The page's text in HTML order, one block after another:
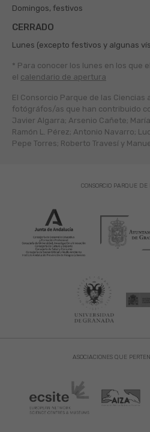
Domingos, festivos
CERRADO
Lunes (excepto festivos y algunas
* Para conocer los lunes en los que
el calendario de apertura
El Consorcio Parque de las Ciencias
fotógráfos/as que han contribuido
Javier Algarra; Arsenio Cañete;
Ramón L. Pérez; Antonio Navarro;
Pepe Torres; Roberto Travesí y
ASOCIACIONES QUE
CONSORCIO PARQUE